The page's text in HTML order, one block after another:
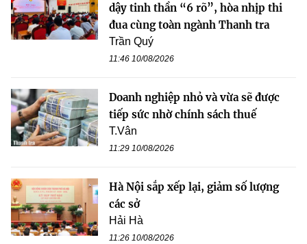
dậy tinh thần “6 rõ”, hòa nhịp thi
đua cùng toàn ngành Thanh tra
Trần Quý
11:46 10/08/2026
Doanh nghiệp nhỏ và vừa sẽ được
tiếp sức nhờ chính sách thuế
T.Vân
11:29 10/08/2026
Hà Nội sắp xếp lại, giảm số lượng
các sở
Hải Hà
11:26 10/08/2026